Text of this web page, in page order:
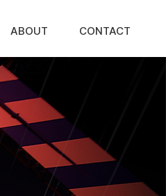
ABOUT CONTACT